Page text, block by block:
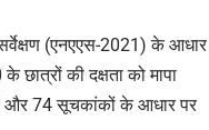
सर्वेक्षण (एनएएस-2021) के आधार
छात्रों की दक्षता को मापा
और 74 सूचकांकों के आधार पर